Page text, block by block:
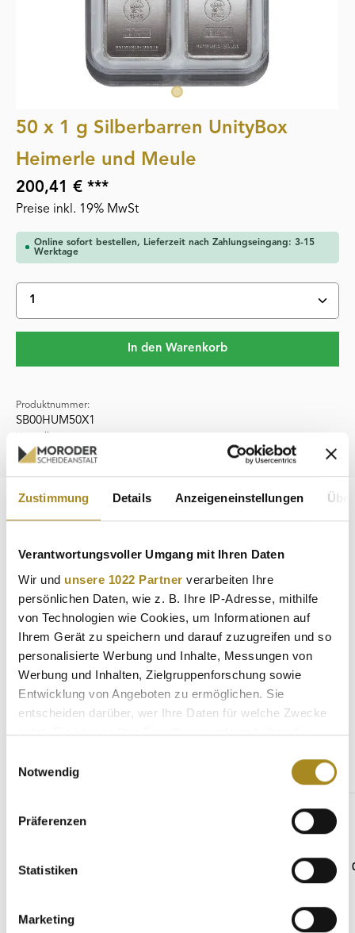
Zustimmung Details Anzeigeneinstellungen
Verantwortungsvoller Umgang mit Ihren Daten
Wir und unsere 1022 Partner verarbeiten Ihre
persönlichen Daten, wie z. B. Ihre IP-Adresse, mithilfe
von Technologien wie Cookies, um Informationen auf
Ihrem Gerät zu speichern und darauf zuzugreifen und so
personalisierte Werbung und Inhalte, Messungen von
Werbung und Inhalten, Zielgruppenforschung sowie
Entwicklung von Angeboten zu ermöglichen. Sie
entscheiden darüber, wer Ihre Daten für welche Zwecke
nutzt. Sie können Ihre Einwilligung jederzeit über die
Trigger Symbol ändern oder widerrufen
Informationen über Ihre geografische Lage
können
bestimmten Merkmalen (Fingerprinting) identifizieren
Erfahren Sie mehr darüber, wie Ihre persönlichen Daten
Notwendig
Präferenzen
Statistiken
Marketing
50 x 1 g Silberbarren UnityBox
Heimerle und Meule
200,41 € ***
Preise inkl. 19% MwSt
Online sofort bestellen, Lieferzeit nach Zahlungseingang: 3-15
Werktage
Produkt Anzahl: Gib den gewünschten Wert ein
In den Warenkorb
Produktnummer:
SB00HUM50X1
Heimerle & Meule
Beschreibung
Produkt kommt aus dem Hause Heimerle & Meule. Der
Eigenschaften
Hersteller
Weitere Angebote
Produktgalerie überspringen
Gleicher Hersteller